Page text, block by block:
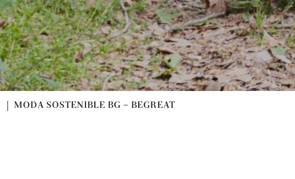
MODA SOSTENIBLE BG – BEGREAT